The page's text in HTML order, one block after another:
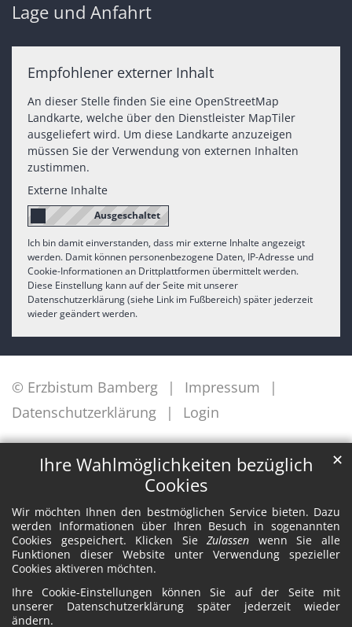
Ihre Wahlmöglichkeiten bezüglich
Cookies
Wir möchten Ihnen den bestmöglichen Service bieten. Dazu
werden Informationen über Ihren Besuch in sogenannten
Cookies gespeichert. Klicken SieZulassen wenn Sie alle
Funktionen dieser Website unter Verwendung spezieller
Cookies aktiveren möchten.
Ihre Cookie-Einstellungen können Sie auf der Seite mit
unserer Datenschutzerklärung später jederzeit wieder
ändern.
✕
Lage und Anfahrt
Empfohlener externer Inhalt
An dieser Stelle finden Sie eine OpenStreetMap
Landkarte, welche über den Dienstleister MapTiler
ausgeliefert wird. Um diese Landkarte anzuzeigen
müssen Sie der Verwendung von externen Inhalten
zustimmen.
Externe Inhalte
Ich bin damit einverstanden, dass mir externe Inhalte angezeigt
werden. Damit können personenbezogene Daten, IP-Adresse und
Cookie-Informationen an Drittplattformen übermittelt werden.
Diese Einstellung kann auf der Seite mit unserer
Datenschutzerklärung (siehe Link im Fußbereich) später jederzeit
wieder geändert werden.
© Erzbistum Bamberg
Impressum
Datenschutzerklärung
Login